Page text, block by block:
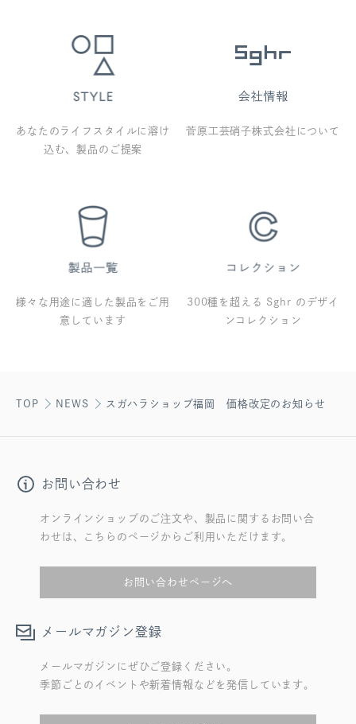
あなたのライフスタイルに溶け
込む、製品のご提案
菅原工芸硝子株式会社について
様々な用途に適した製品をご用
意しています
300種を超える Sghr のデザイ
ンコレクション
TOP NEWS スガハラショップ福岡 価格改定のお知らせ
お問い合わせ
オンラインショップのご注文や、製品に関するお問い合
わせは、こちらのページからご利用いただけます。
お問い合わせページへ
メールマガジン登録
メールマガジンにぜひご登録ください。
季節ごとのイベントや新着情報などを発信しています。